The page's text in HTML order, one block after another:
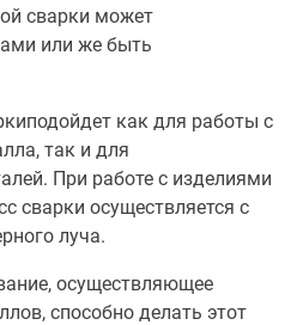
сварки может
или же быть
как для работы с
так и для
При работе с изделиями
сварки осуществляется с
луча.
осуществляющее
способно делать этот